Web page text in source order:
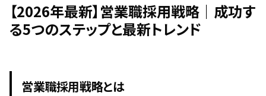
【2026年最新】営業職採用戦略｜成功す
る5つのステップと最新トレンド
営業職採用戦略とは